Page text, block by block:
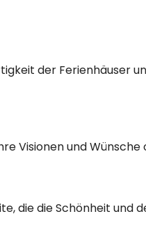
der Ferienhäuser
Visionen und
die die Schönheit und